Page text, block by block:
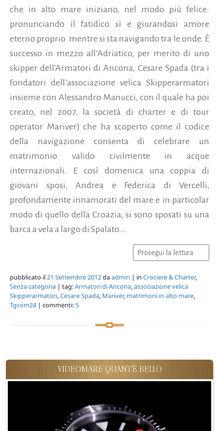
che in alto mare iniziano, nel modo più felice:
pronunciando il fatidico sì e giurandosi amore
eterno proprio mentre si sta navigando tra le onde. È
successo in mezzo all’Adriatico, per merito di uno
skipper dell'Armatori di Ancona, Cesare Spada (tra i
fondatori dell’associazione velica Skipperarmatori
insieme con Alessandro Manucci, con il quale ha poi
creato, nel 2007, la società di charter e di tour
operator Mariver) che ha scoperto come il codice
della navigazione consenta di celebrare un
matrimonio valido civilmente in acque
internazionali. E così domenica una coppia di
giovani sposi, Andrea e Federica di Vercelli,
profondamente innamorati del mare e in particolar
modo di quello della Croazia, si sono sposati su una
barca a vela a largo di Spalato...
Prosegui la lettura
pubblicato il21 Settembre 2012daadmin | in Crociere & Charter,
Senza categoria | tag:Armatori di Ancona,associazione velica
Skipperarmatori,Cesare Spada, Mariver, matrimoni in alto mare,
Tgcom24 | commenti: 5
VIDEOMARE QUANT'È BELLO